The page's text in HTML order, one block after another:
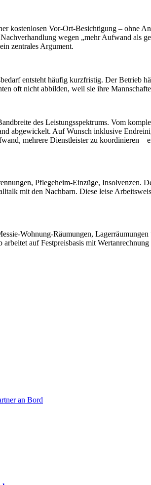
kostenlosen Vor-Ort-Besichtigung – ohne
wegen „mehr Aufwand als
zentrales Argument.
entsteht häufig kurzfristig. Der Betrieb
oft nicht abbilden, weil sie ihre
des Leistungsspektrums. Vom
abgewickelt. Auf Wunsch inklusive
mehrere Dienstleister zu koordinieren –
Pflegeheim-Einzüge,
mit den Nachbarn. Diese leise
Wohnung-Räumungen,
auf Festpreisbasis mit
an Bord